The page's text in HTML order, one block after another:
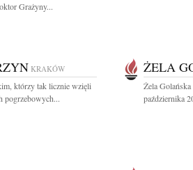
Grażyny...
KRAKÓW
którzy tak licznie wzięli
pogrzebowych...
ŻELA
Żela Golańska
października